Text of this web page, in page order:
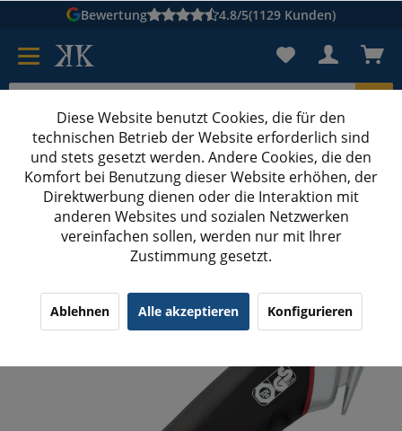
Bewertung 4.8/5(1129 Kunden)
Karton suchen
Kartons bedruckenKartons nach Maß
Cuttermesser
WEDO Cuttermesser Safety Super
Diese Website benutzt Cookies, die für den
technischen Betrieb der Website erforderlich sind
und stets gesetzt werden. Andere Cookies, die den
Komfort bei Benutzung dieser Website erhöhen, der
Direktwerbung dienen oder die Interaktion mit
anderen Websites und sozialen Netzwerken
vereinfachen sollen, werden nur mit Ihrer
Zustimmung gesetzt.
Ablehnen Alle akzeptieren Konfigurieren